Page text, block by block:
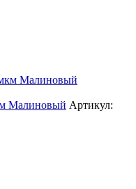
Малиновый Артикул: